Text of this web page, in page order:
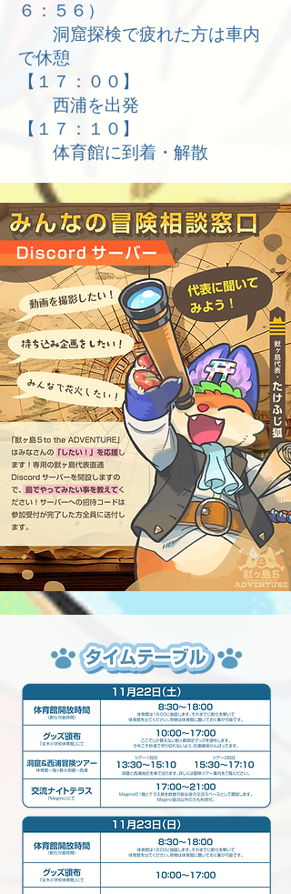
６：５６）
洞窟探検で疲れた方は車内
で休憩
【１７：００】
西浦を出発
【１７：１０】
体育館に到着・解散